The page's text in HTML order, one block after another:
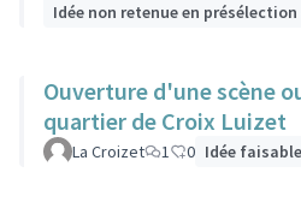
Idée non retenue en
Ouverture d'une scène
quartier de Croix Luizet
La Croizet 1 0 Idée faisable